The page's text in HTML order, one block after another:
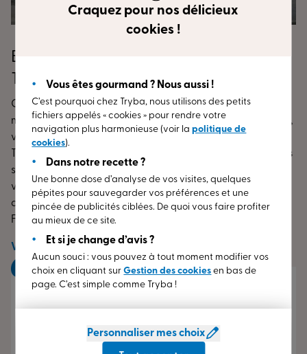
Bienvenue dans votre Espace Conseil
TRYBA Boulogne-sur-mer
Commencez votre désir de changement ou de
modification de vos menuiseries (fenêtres, porte d’entrée,
volets) dès à présent. Rendez-vous dans l’Espace Conseil
conseillers experts
se font une joie de vous accueillir dans notre point de
vente TRYBA de Boulogne-sur-mer (62) localisé dans le
département de Pas-de-Calais, en région Hauts-de-
France.Venez découvrir nos gammes de :
fenêtresen PVC, aluminium ou bois ;
portes d’entréeen PVC, aluminium ou bois ;
voletsen PVC, aluminium ou bois.
bénéficient d’isolationà la pointe de la
technologie et entretiennent les performances dans le
Voir plus
Notre équipe se tient à votre disposition pour vous
guider dans le choix de vos menuiseries sur-
Craquez pour nos délicieux
cookies !
Vous êtes gourmand ? Nous aussi !
C’est pourquoi chez Tryba, nous utilisons des petits
fichiers appelés « cookies » pour rendre votre
navigation plus harmonieuse (voir lapolitique de
cookies).
Dans notre recette ?
Une bonne dose d’analyse de vos visites, quelques
pépites pour sauvegarder vos préférences et une
pincée de publicités ciblées. De quoi vous faire profiter
au mieux de ce site.
Et si je change d’avis ?
Aucun souci : vous pouvez à tout moment modifier vos
choix en cliquant surGestion des cookies en bas de
page. C’est simple comme Tryba !
Personnaliser mes choix